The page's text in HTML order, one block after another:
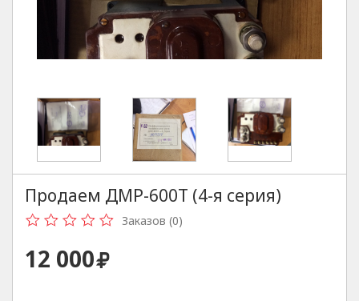
Продаем ДМР-600Т (4-я серия)
Заказов (0)
12 000